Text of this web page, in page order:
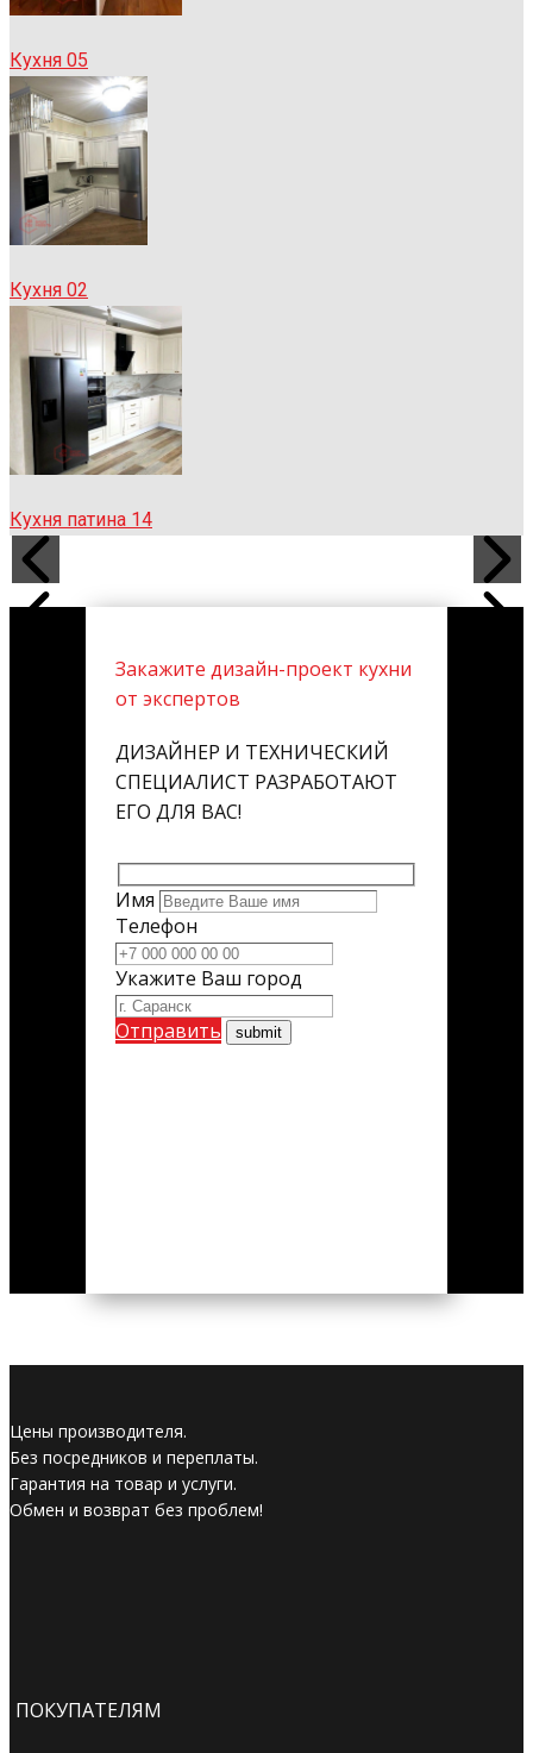
Кухня 05
Кухня 02
Кухня патина 14
Закажите дизайн-проект кухни
от экспертов
ДИЗАЙНЕР И ТЕХНИЧЕСКИЙ
СПЕЦИАЛИСТ РАЗРАБОТАЮТ
ЕГО ДЛЯ ВАС!
Имя
Телефон
Укажите Ваш город
Отправить
Цены производителя.
Без посредников и переплаты.
Гарантия на товар и услуги.
Обмен и возврат без проблем!
ПОКУПАТЕЛЯМ